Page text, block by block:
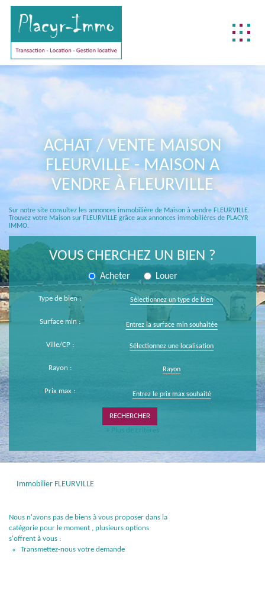
NOTRE DIFFÉRENCE
NOS MÉTIERS
BIENS DÉJÀ VENDUS
REJOIGNEZ-NOUS !
CONTACTEZ-NOUS !
ACCÈS CLIENT
FNAIM
ACHAT / VENTE MAISON
FLEURVILLE - MAISON A
VENDRE À FLEURVILLE
Sur notre site consultez les annonces immobilière de Maison à vendre FLEURVILLE.
Trouvez votre Maison sur FLEURVILLE grâce aux annonces immobilières de PLACYR
IMMO.
VOUS CHERCHEZ UN BIEN ?
Acheter Louer
Type de bien : Sélectionnez un type de bien
Surface min :
Ville/CP : Sélectionnez une localisation
Rayon : Rayon
Prix max :
+ Plus de critères
Immobilier FLEURVILLE
Nous n'avons pas de biens à vous proposer dans la
catégorie pour le moment , plusieurs options
s'offrent à vous :
Transmettez-nous votre demande